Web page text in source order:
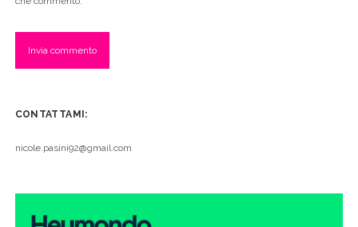
CONTATTAMI:
nicole.pasini92@gmail.com